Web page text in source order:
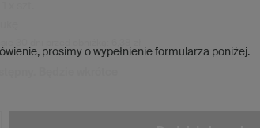
prosimy o wypełnienie formularza poniżej.
30 dni przed obniżką: